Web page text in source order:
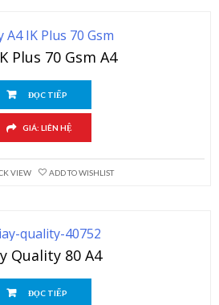
Plus 70 Gsm A4
ĐỌC TIẾP
GIÁ: LIÊN HỆ
VIEW ADD TO WISHLIST
Quality 80 A4
ĐỌC TIẾP